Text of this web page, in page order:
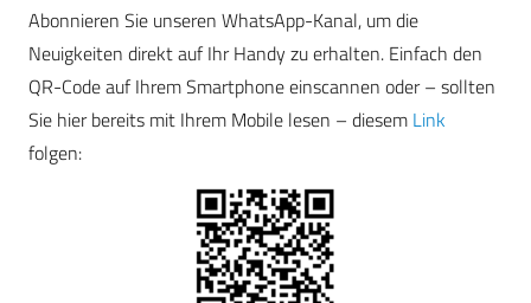
Abonnieren Sie unseren WhatsApp-Kanal, um die
Neuigkeiten direkt auf Ihr Handy zu erhalten. Einfach den
QR-Code auf Ihrem Smartphone einscannen oder – sollten
Sie hier bereits mit Ihrem Mobile lesen – diesem Link
folgen: